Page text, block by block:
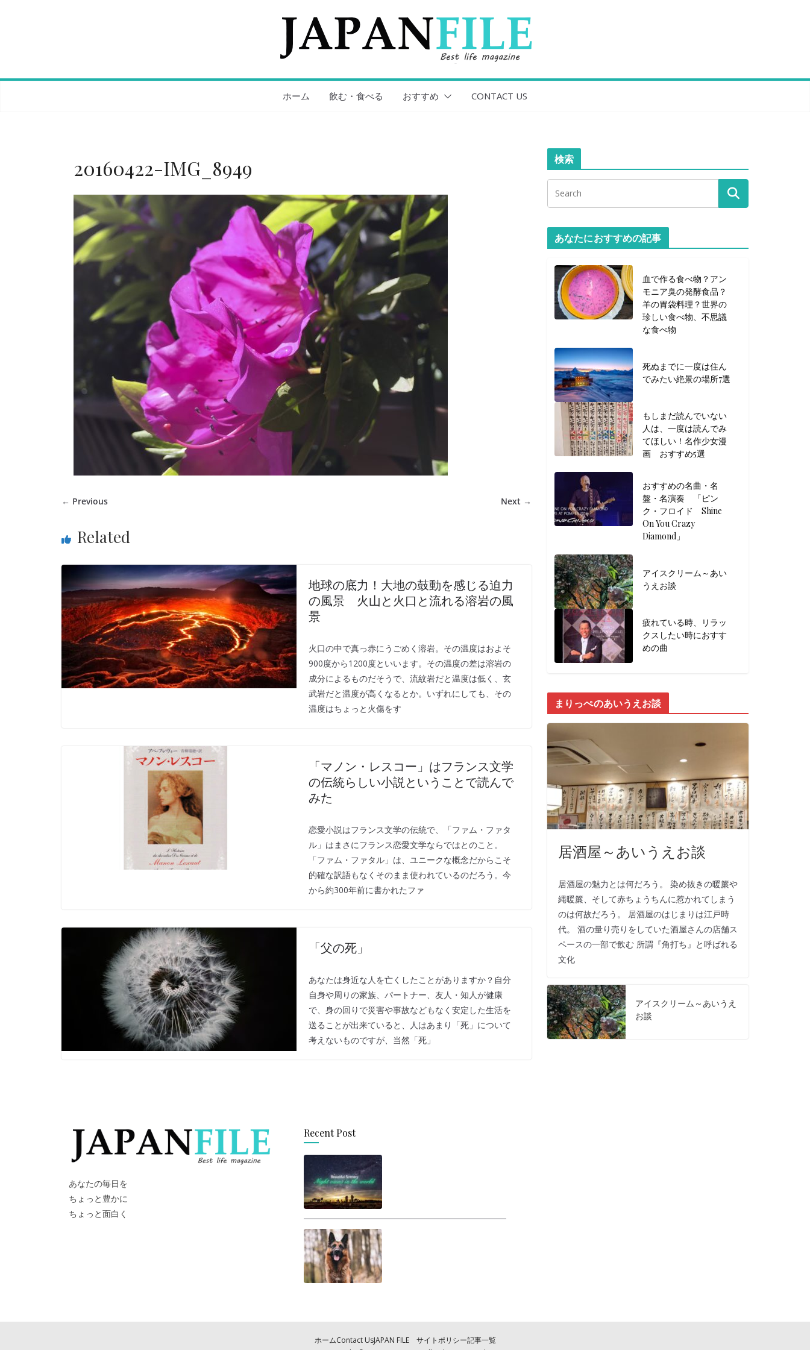
ホーム 飲む・食べる おすすめ CONTACT US
20160422-IMG_8949
← Previous Next →
Related
地球の底力！大地の鼓動を感じる迫力
の風景 火山と火口と流れる溶岩の風
景
火口の中で真っ赤にうごめく溶岩。その温度はおよそ
900度から1200度といいます。その温度の差は溶岩の
成分によるものだそうで、流紋岩だと温度は低く、玄
武岩だと温度が高くなるとか。いずれにしても、その
温度はちょっと火傷をす
「マノン・レスコー」はフランス文学
の伝統らしい小説ということで読んで
みた
恋愛小説はフランス文学の伝統で、「ファム・ファタ
ル」はまさにフランス恋愛文学ならではとのこと。
「ファム・ファタル」は、ユニークな概念だからこそ
的確な訳語もなくそのまま使われているのだろう。今
から約300年前に書かれたファ
「父の死」
あなたは身近な人を亡くしたことがありますか？自分
自身や周りの家族、パートナー、友人・知人が健康
で、身の回りで災害や事故などもなく安定した生活を
送ることが出来ていると、人はあまり「死」について
考えないものですが、当然「死」
検索
あなたにおすすめの記事
血で作る食べ物？アン
モニア臭の発酵食品？
羊の胃袋料理？世界の
珍しい食べ物、不思議
な食べ物
死ぬまでに一度は住ん
でみたい絶景の場所7選
もしまだ読んでいない
人は、一度は読んでみ
てほしい！名作少女漫
画 おすすめ5選
おすすめの名曲・名
盤・名演奏 「ピン
ク・フロイド Shine
On You Crazy
Diamond」
アイスクリーム～あい
うえお談
疲れている時、リラッ
クスしたい時におすす
めの曲
まりっぺのあいうえお談
居酒屋～あいうえお談
居酒屋の魅力とは何だろう。 染め抜きの暖簾や
縄暖簾、そして赤ちょうちんに惹かれてしまう
のは何故だろう。 居酒屋のはじまりは江戸時
代。 酒の量り売りをしていた酒屋さんの店舗ス
ペースの一部で飲む 所謂『角打ち』と呼ばれる
文化
アイスクリーム～あいうえ
お談
あなたの毎日を
ちょっと豊かに
ちょっと面白く
Recent Post
ホームContact UsJAPAN FILE サイトポリシー記事一覧